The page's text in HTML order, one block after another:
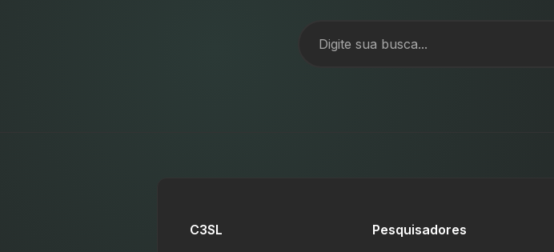
C3SL Pesquisadores